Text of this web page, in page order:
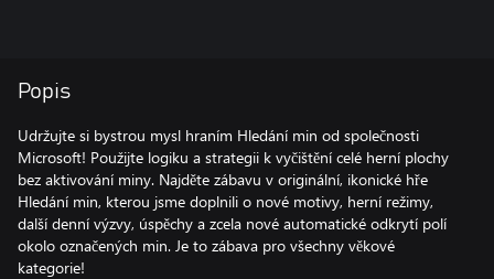
Popis
Udržujte si bystrou mysl hraním Hledání min od společnosti
Microsoft! Použijte logiku a strategii k vyčištění celé herní plochy
bez aktivování miny. Najděte zábavu v originální, ikonické hře
Hledání min, kterou jsme doplnili o nové motivy, herní režimy,
další denní výzvy, úspěchy a zcela nové automatické odkrytí polí
okolo označených min. Je to zábava pro všechny věkové
kategorie!